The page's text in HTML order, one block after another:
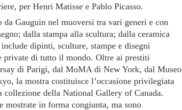
per Henri Matisse e Pablo Picasso.
da Gauguin nel muoversi tra vari generi e con
dalla stampa alla scultura; dalla ceramica
dipinti, sculture, stampe e disegni
private di tutto il mondo. Oltre ai prestiti
di Parigi, dal MoMA di New York, dal Museo
la mostra costituisce l’occasione privilegiata
collezione della National Gallery of Canada.
mostrate in forma congiunta, ma sono